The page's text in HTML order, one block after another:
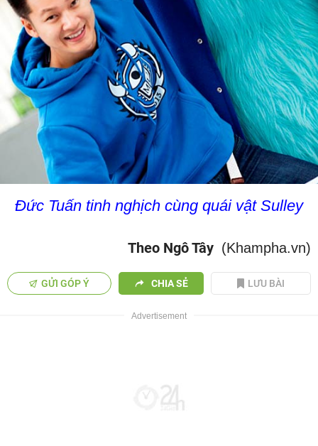
Đức Tuấn tinh nghịch cùng quái vật Sulley
Theo Ngô Tây (Khampha.vn)
GỬI GÓP Ý CHIA SẺ LƯU BÀI